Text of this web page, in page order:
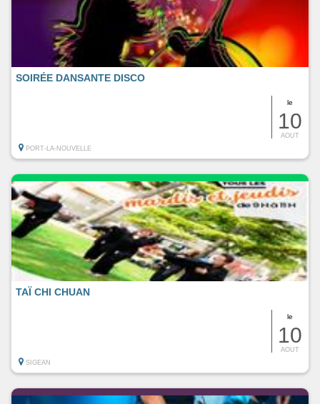
le
10
AOUT
SOIRÉE DANSANTE DISCO
PORT-LA-NOUVELLE
le
10
AOUT
TAÏ CHI CHUAN
SIGEAN